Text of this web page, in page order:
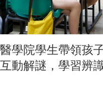
學院學生帶領孩
動解謎，學習辨